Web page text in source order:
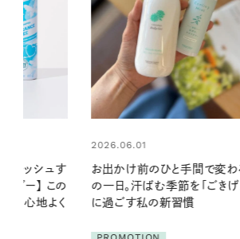
変わる、夏
ごきげん」
2026.07.21
発・ベーリングの腕時計】 アクセサ